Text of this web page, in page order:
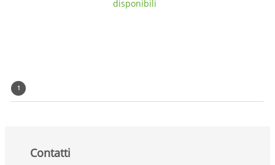
disponibili
1
Contatti